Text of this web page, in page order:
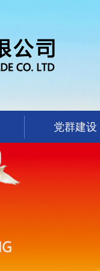
党群建设